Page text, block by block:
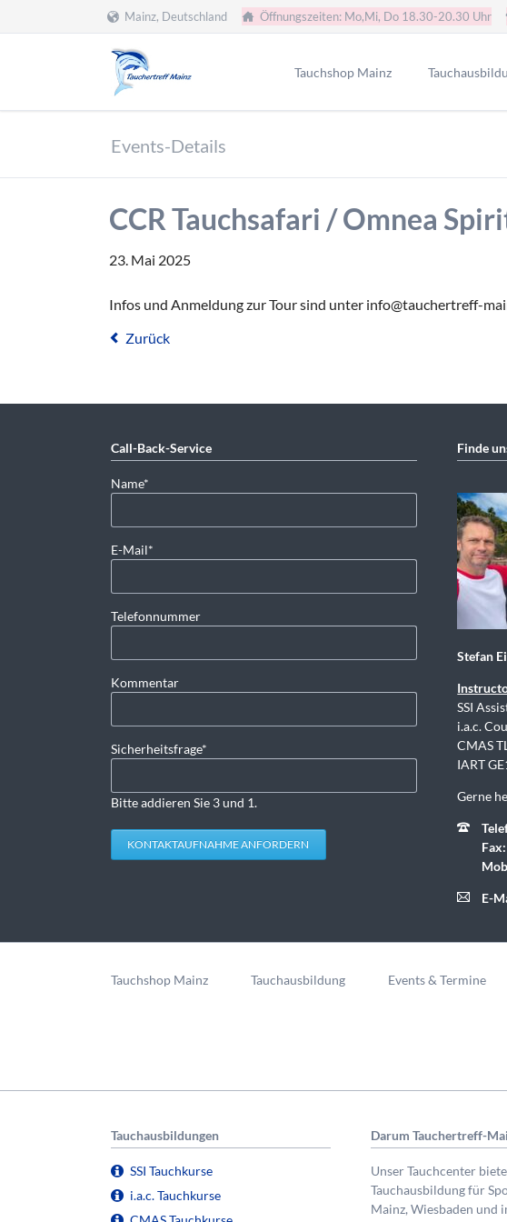
Mainz, Deutschland Öffnungszeiten: Mo,Mi, Do 18.30-20.30 Uhr
Tauchshop Mainz
Servicewerkstatt
Formulare
Tauchen Wiesbaden
SSI Tauchkurse
i.a.c.
Events-Details
CCR Tauchsafari / Omnea
23. Mai 2025
Infos und Anmeldung zur Tour sind unter info@tauchertreff-
Zurück
Call-Back-Service
Pflichtfeld
Name*
Pflichtfeld
E-Mail*
Telefonnummer
Kommentar
Pflichtfeld
Sicherheitsfrage*
Bitte addieren Sie 3 und 1.
KONTAKTAUFNAHME ANFORDERN
Finde
Stefan
SSI
i.a.c.
CMAS
IART
Gerne
Fax:
E-
Tauchshop Mainz Tauchausbildung Events & Termine
Tauchausbildungen
SSI Tauchkurse
i.a.c. Tauchkurse
Darum Tauchertreff-
Unser Tauchcenter
Tauchausbildung für
Mainz, Wiesbaden und